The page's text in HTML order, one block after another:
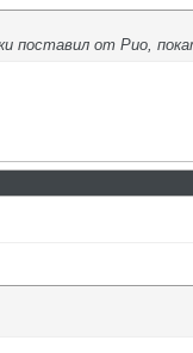
поставил от Рио,